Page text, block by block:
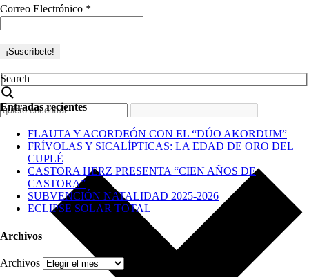
Correo Electrónico *
Search
Entradas recientes
FLAUTA Y ACORDEÓN CON EL “DÚO AKORDUM”
FRÍVOLAS Y SICALÍPTICAS: LA EDAD DE ORO DEL
CUPLÉ
CASTORA HERZ PRESENTA “CIEN AÑOS DE
CASTORA”
SUBVENCIÓN NATALIDAD 2025-2026
ECLIPSE SOLAR TOTAL
Archivos
Archivos